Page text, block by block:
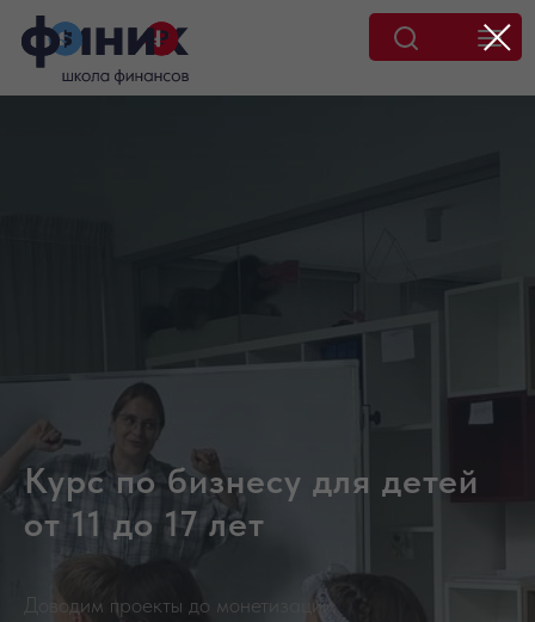
Курс по бизнесу для детей
от 11 до 17 лет
Доводим проекты до монетизации.